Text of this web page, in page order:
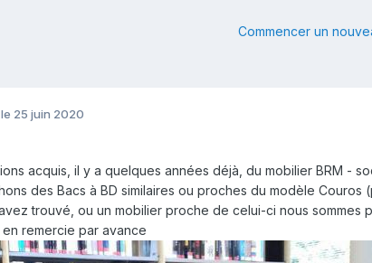
Commencer un
le 25 juin 2020
acquis, il y a quelques années déjà, du mobilier BRM -
des Bacs à BD similaires ou proches du modèle Couros
trouvé, ou un mobilier proche de celui-ci nous sommes
remercie par avance